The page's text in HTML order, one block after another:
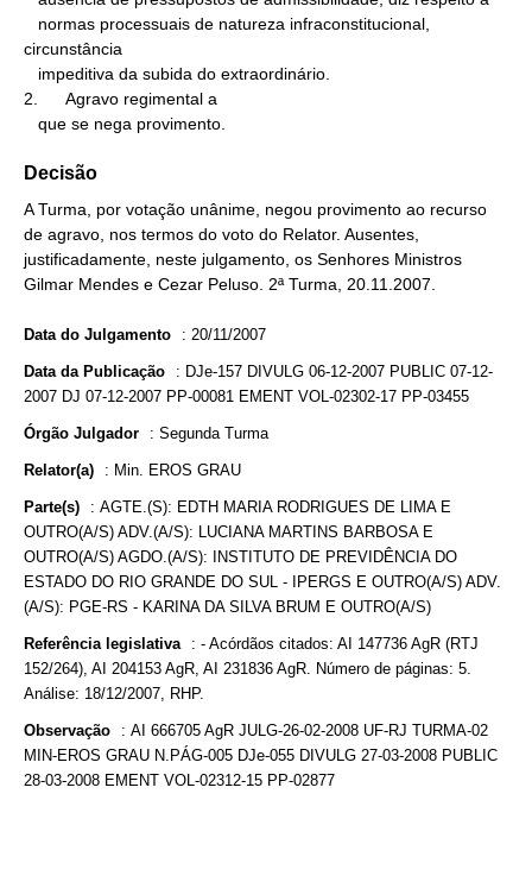
circunstância
2.      Agravo regimental a
   que se nega provimento.
Decisão
A Turma, por votação unânime, negou provimento ao recurso
de agravo, nos termos do voto do Relator. Ausentes,
justificadamente, neste julgamento, os Senhores Ministros
Gilmar Mendes e Cezar Peluso. 2ª Turma, 20.11.2007.
Data do Julgamento : 20/11/2007
Data da Publicação : DJe-157 DIVULG 06-12-2007 PUBLIC 07-12-
2007 DJ 07-12-2007 PP-00081 EMENT VOL-02302-17 PP-03455
Órgão Julgador : Segunda Turma
Relator(a) : Min. EROS GRAU
Parte(s) : AGTE.(S): EDTH MARIA RODRIGUES DE LIMA E
OUTRO(A/S) ADV.(A/S): LUCIANA MARTINS BARBOSA E
OUTRO(A/S) AGDO.(A/S): INSTITUTO DE PREVIDÊNCIA DO
ESTADO DO RIO GRANDE DO SUL - IPERGS E OUTRO(A/S) ADV.
(A/S): PGE-RS - KARINA DA SILVA BRUM E OUTRO(A/S)
Referência legislativa : - Acórdãos citados: AI 147736 AgR (RTJ
152/264), AI 204153 AgR, AI 231836 AgR. Número de páginas: 5.
Análise: 18/12/2007, RHP.
Observação : AI 666705 AgR JULG-26-02-2008 UF-RJ TURMA-02
MIN-EROS GRAU N.PÁG-005 DJe-055 DIVULG 27-03-2008 PUBLIC
28-03-2008 EMENT VOL-02312-15 PP-02877